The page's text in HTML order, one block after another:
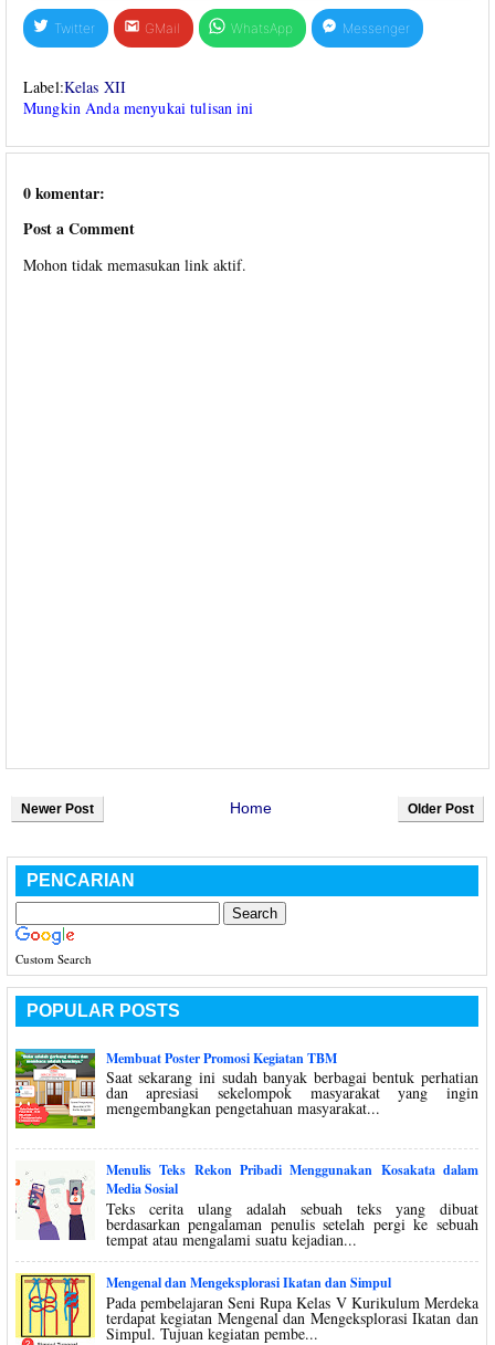
Twitter GMail WhatsApp Messenger
Label:Kelas XII
Mungkin Anda menyukai tulisan ini
0 komentar:
Post a Comment
Mohon tidak memasukan link aktif.
Newer Post Older Post
Home
PENCARIAN
Custom Search
POPULAR POSTS
Membuat Poster Promosi Kegiatan TBM
Saat sekarang ini sudah banyak berbagai bentuk perhatian
dan apresiasi sekelompok masyarakat yang ingin
mengembangkan pengetahuan masyarakat...
Menulis Teks Rekon Pribadi Menggunakan Kosakata dalam
Media Sosial
Teks cerita ulang adalah sebuah teks yang dibuat
berdasarkan pengalaman penulis setelah pergi ke sebuah
tempat atau mengalami suatu kejadian...
Mengenal dan Mengeksplorasi Ikatan dan Simpul
Pada pembelajaran Seni Rupa Kelas V Kurikulum Merdeka
terdapat kegiatan Mengenal dan Mengeksplorasi Ikatan dan
Simpul. Tujuan kegiatan pembe...